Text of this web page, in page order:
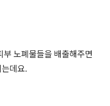
노폐물들을 배출해주면
데요.